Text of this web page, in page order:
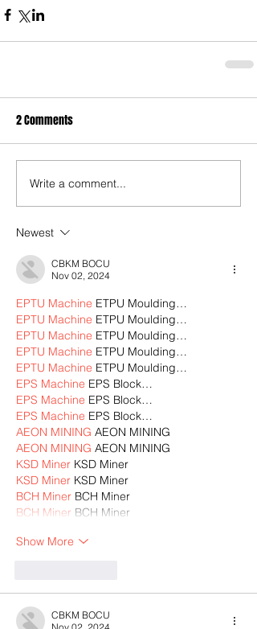
2 Comments
Write a comment...
Newest
CBKM BOCU
Nov 02, 2024
EPTU Machine ETPU Moulding…
EPTU Machine ETPU Moulding…
EPTU Machine ETPU Moulding…
EPTU Machine ETPU Moulding…
EPTU Machine ETPU Moulding…
EPS Machine EPS Block…
EPS Machine EPS Block…
EPS Machine EPS Block…
AEON MINING AEON MINING
AEON MINING AEON MINING
KSD Miner KSD Miner
KSD Miner KSD Miner
BCH Miner BCH Miner
BCH Miner BCH Miner
Show More
CBKM BOCU